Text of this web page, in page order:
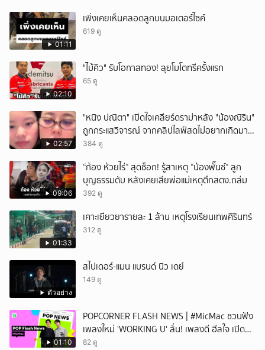
01:11
เพิ่งเคยเห็นคลอดลูกบนมอเตอร์ไซค์
619 ดู
02:10
"ไม้คิว" รับโอกาสทอง! ลุยโมโตทรีครั้งแรก
65 ดู
02:57
"หนิง ปณิตา" เปิดใจเคลียร์ดราม่าหลัง "น้องณิริน"
ถูกกระแสวิจารณ์ จากคลิปไลฟ์สดไม่อยากเกิดมา
หน้าเหมือนพ่อ
384 ดู
09:06
“ก้อง ห้วยไร่” สุดช็อก! รู้สาเหตุ “น้องพั๊นซ์“ ลูก
บุญธรรมดับ หลังเคยเสียพ่อแม่เหตุตึกสตง.ถล่ม
392 ดู
01:33
เคาะเยียวยารายละ 1 ล้าน เหตุโรงเรียนเทพศิรินทร์
312 ดู
ตัวอย่าง
สไปเดอร์-แมน แบรนด์ นิว เดย์
149 ดู
01:10
POPCORNER FLASH NEWS | #MicMac ชวนฟัง
เพลงใหม่ 'WORKING U' ลั่น! เพลงดี ฮีลใจ เปิด
ฟังได้ทุกสถานการณ์
82 ดู